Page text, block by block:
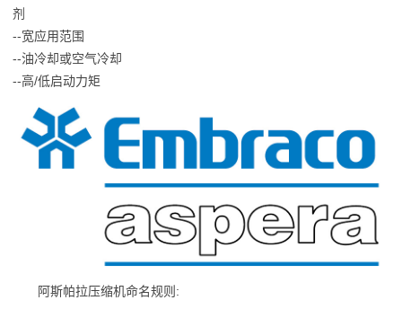
剂
--宽应用范围
--油冷却或空气冷却
--高/低启动力矩
阿斯帕拉压缩机命名规则: